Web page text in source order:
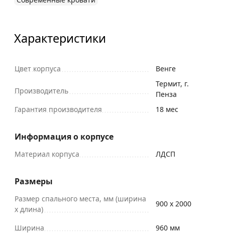
Характеристики
Цвет корпуса Венге
Производитель
Термит, г.
Пенза
Гарантия производителя
18 мес
Информация о корпусе
Материал корпуса ЛДСП
Размеры
Размер спального места, мм (ширина
х длина)
900 х 2000
Ширина
960 мм